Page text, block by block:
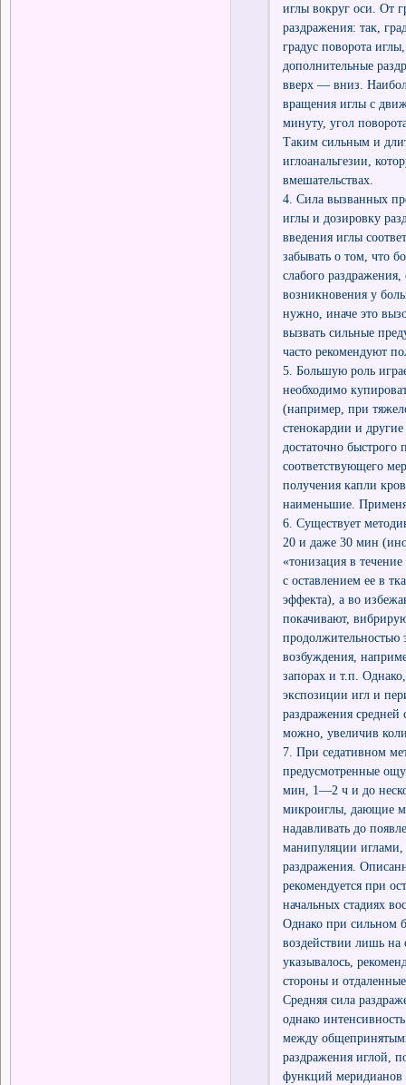
иглы вокруг оси. От
раздражения: так,
градус поворота
дополнительные
вверх — вниз.
вращения иглы с
минуту, угол
Таким сильным и
иглоанальгезии,
вмешательствах.
4. Сила вызванных
иглы и дозировку
введения иглы
забывать о том, что
слабого
возникновения у
нужно, иначе это
вызвать сильные
часто рекомендуют
5. Большую роль
необходимо
(например, при
стенокардии и
достаточно быстрого
соответствующего
получения капли
наименьшие.
6. Существует
20 и даже 30 мин
«тонизация в
с оставлением ее в
эффекта), а во
покачивают,
возбуждения,
запорах и т.п.
экспозиции игл и
раздражения
можно, увеличив
7. При седативном
предусмотренные
мин, 1—2 ч и до
микроиглы, дающие
надавливать до
манипуляции иглами,
раздражения.
рекомендуется при
начальных стадиях
Однако при сильном
воздействии лишь на
указывалось,
стороны и
Средняя сила
однако
между
раздражения иглой,
функций меридианов